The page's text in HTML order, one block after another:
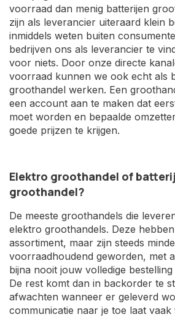
voorraad dan menig batterijen
zijn als leverancier uiteraard klein
inmiddels weten buiten
bedrijven ons als leverancier te
voor niets. Door onze directe
voorraad kunnen we ook echt als
groothandel werken. Een
een account aan te maken dat
moet worden en bepaalde
goede prijzen te krijgen.
Elektro groothandel of
groothandel?
De meeste groothandels die
elektro groothandels. Deze
assortiment, maar zijn steeds
voorraadhoudend geworden, met
bijna nooit jouw volledige
De rest komt dan in backorder te
afwachten wanneer er geleverd
communicatie naar je toe laat vaak